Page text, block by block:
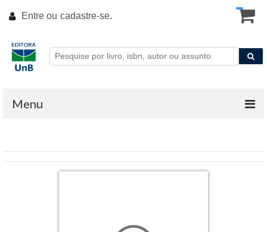
Entre ou cadastre-se.
Menu